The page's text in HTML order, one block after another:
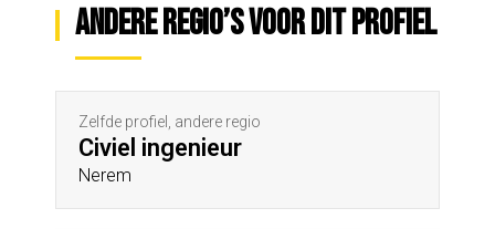
Andere regio’s voor dit profiel
Zelfde profiel, andere regio
Civiel ingenieur
Nerem